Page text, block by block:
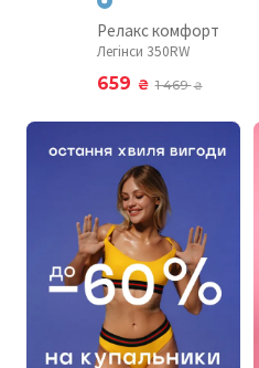
Релакс комфорт
Легінси 350RW
659 ₴ 1 469₴